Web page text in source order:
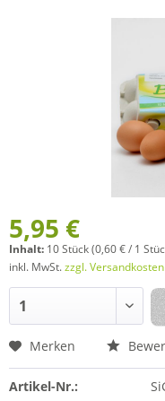
5,95 €
Inhalt: 10 Stück (0,60 € / 1
inkl. MwSt.zzgl. Versandkosten
Merken
Artikel-Nr.: